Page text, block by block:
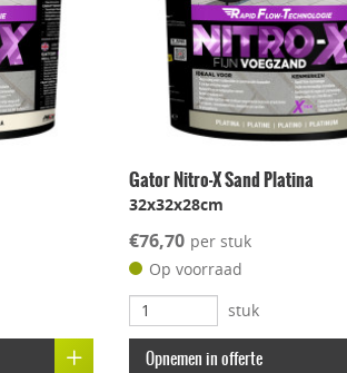
Gator Nitro-X Sand Platina
32x32x28cm
€76,70 per stuk
Op voorraad
stuk
Opnemen in offerte